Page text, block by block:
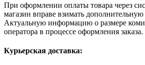
При оформлении оплаты товара через
магазин вправе взимать
Актуальную информацию о размере
оператора в процессе оформления заказа.
Курьерская доставка: